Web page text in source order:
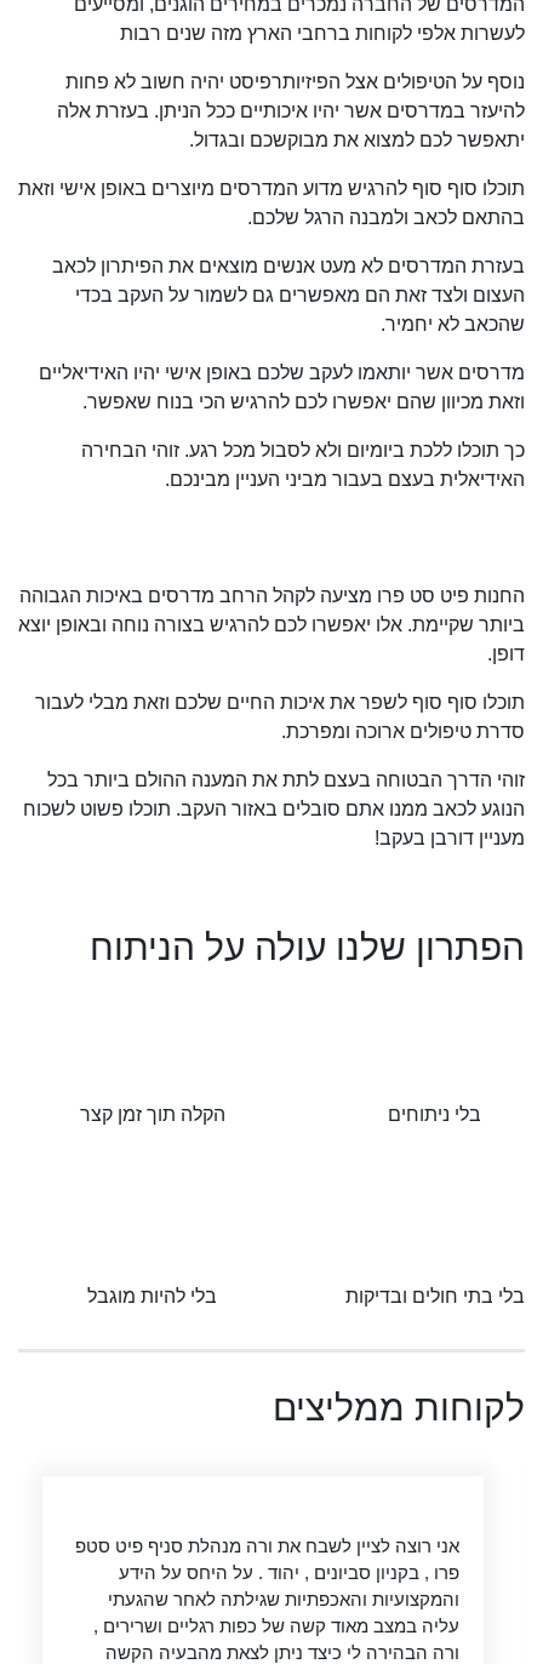
המדרסים של החברה נמכרים במחירים הוגנים, ומסייעים
לעשרות אלפי לקוחות ברחבי הארץ מזה שנים רבות
נוסף על הטיפולים אצל הפיזיותרפיסט יהיה חשוב לא פחות
להיעזר במדרסים אשר יהיו איכותיים ככל הניתן. בעזרת אלה
יתאפשר לכם למצוא את מבוקשכם ובגדול.
תוכלו סוף סוף להרגיש מדוע המדרסים מיוצרים באופן אישי וזאת
בהתאם לכאב ולמבנה הרגל שלכם.
בעזרת המדרסים לא מעט אנשים מוצאים את הפיתרון לכאב
העצום ולצד זאת הם מאפשרים גם לשמור על העקב בכדי
שהכאב לא יחמיר.
מדרסים אשר יותאמו לעקב שלכם באופן אישי יהיו האידיאליים
וזאת מכיוון שהם יאפשרו לכם להרגיש הכי בנוח שאפשר.
כך תוכלו ללכת ביומיום ולא לסבול מכל רגע. זוהי הבחירה
האידיאלית בעצם בעבור מביני העניין מבינכם.
החנות פיט סט פרו מציעה לקהל הרחב מדרסים באיכות הגבוהה
ביותר שקיימת. אלו יאפשרו לכם להרגיש בצורה נוחה ובאופן יוצא
דופן.
תוכלו סוף סוף לשפר את איכות החיים שלכם וזאת מבלי לעבור
סדרת טיפולים ארוכה ומפרכת.
זוהי הדרך הבטוחה בעצם לתת את המענה ההולם ביותר בכל
הנוגע לכאב ממנו אתם סובלים באזור העקב. תוכלו פשוט לשכוח
מעניין דורבן בעקב!
הפתרון שלנו עולה על הניתוח
בלי ניתוחים הקלה תוך זמן קצר
בלי בתי חולים ובדיקות בלי להיות מוגבל
לקוחות ממליצים
אני רוצה לציין לשבח את ורה מנהלת סניף פיט סטפ
פרו , בקניון סביונים , יהוד . על היחס על הידע
והמקצועיות והאכפתיות שגילתה לאחר שהגעתי
עליה במצב מאוד קשה של כפות רגליים ושרירים ,
ורה הבהירה לי כיצד ניתן לצאת מהבעיה הקשה